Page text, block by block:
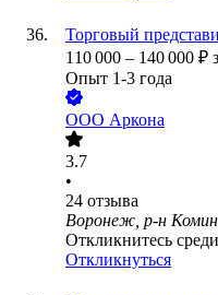
Торговый
110 000 – 140 000 ₽
Опыт 1-3 года
ООО Аркона
3.7
•
24 отзыва
Воронеж, р-н
Откликнитесь
Откликнуться